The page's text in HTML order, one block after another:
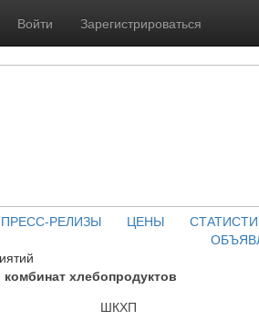
Войти Зарегистрироваться
ПРЕСС-РЕЛИЗЫ ЦЕНЫ
хлебопродуктов
ШКХП